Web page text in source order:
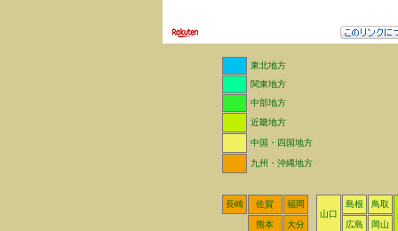
東北地方
関東地方
中部地方
近畿地方
中国・四国地方
九州・沖縄地方
長崎 佐賀
福岡
山口
島根
鳥取
熊本
大分 広島 岡山